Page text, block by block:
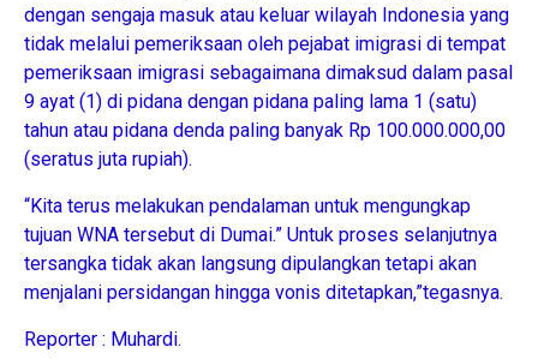
dengan sengaja masuk atau keluar wilayah Indonesia yang
tidak melalui pemeriksaan oleh pejabat imigrasi di tempat
pemeriksaan imigrasi sebagaimana dimaksud dalam pasal
9 ayat (1) di pidana dengan pidana paling lama 1 (satu)
tahun atau pidana denda paling banyak Rp 100.000.000,00
(seratus juta rupiah).
“Kita terus melakukan pendalaman untuk mengungkap
tujuan WNA tersebut di Dumai.” Untuk proses selanjutnya
tersangka tidak akan langsung dipulangkan tetapi akan
menjalani persidangan hingga vonis ditetapkan,”tegasnya.
Reporter : Muhardi.